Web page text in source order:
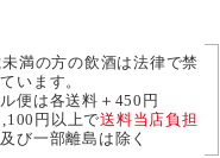
満の方の飲酒は法律で禁
います。
便は各送料＋450円
円以上で送料当店負担
び一部離島は除く